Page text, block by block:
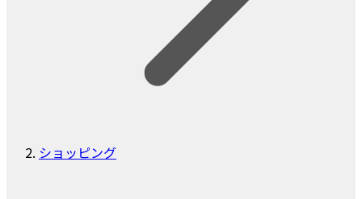
ショッピング